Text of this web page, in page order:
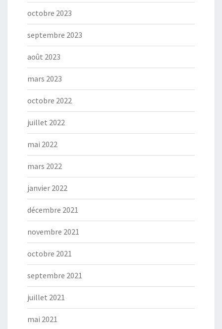
octobre 2023
septembre 2023
août 2023
mars 2023
octobre 2022
juillet 2022
mai 2022
mars 2022
janvier 2022
décembre 2021
novembre 2021
octobre 2021
septembre 2021
juillet 2021
mai 2021